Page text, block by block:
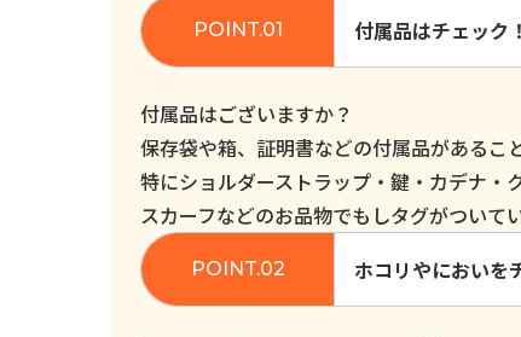
付属品はチェック！
付属品はございますか？
保存袋や箱、証明書などの付属品があるこ
特にショルダーストラップ・鍵・カデナ・
スカーフなどのお品物でもしタグがついて
ホコリやにおいを